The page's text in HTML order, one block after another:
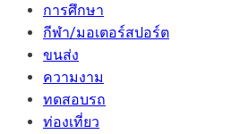
การศึกษา
กีฬา/มอเตอร์สปอร์ต
ขนส่ง
ความงาม
ทดสอบรถ
ท่องเที่ยว